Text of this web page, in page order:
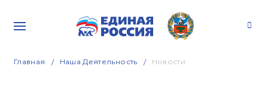
Главная Наша Деятельность Новости